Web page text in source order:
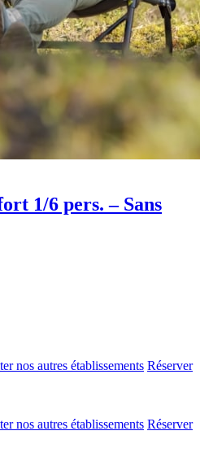
1/6 pers. – Sans
nos autres établissements Réserver
nos autres établissements Réserver